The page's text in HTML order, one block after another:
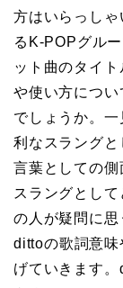
方はいらっし
るK-POPグル
ット曲のタイ
や使い方につ
でしょうか。
利なスラング
言葉としての
スラングとし
の人が疑問に
dittoの歌詞意味
げていきます